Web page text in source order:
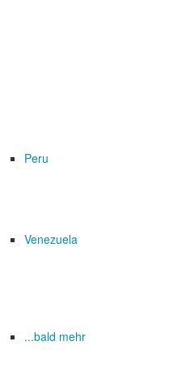
Peru
Venezuela
...bald mehr